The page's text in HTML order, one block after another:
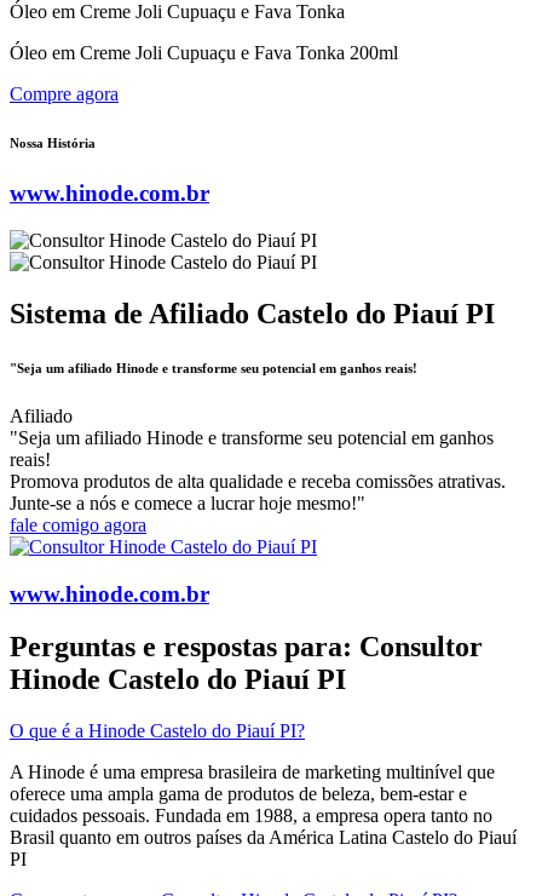
Óleo em Creme Joli Cupuaçu e Fava Tonka
Óleo em Creme Joli Cupuaçu e Fava Tonka 200ml
Compre agora
Nossa História
www.hinode.com.br
Sistema de Afiliado Castelo do Piauí PI
"Seja um afiliado Hinode e transforme seu potencial em ganhos reais!
Afiliado
"Seja um afiliado Hinode e transforme seu potencial em ganhos
reais!
Promova produtos de alta qualidade e receba comissões atrativas.
Junte-se a nós e comece a lucrar hoje mesmo!"
fale comigo agora
www.hinode.com.br
Perguntas e respostas para: Consultor
Hinode Castelo do Piauí PI
O que é a Hinode Castelo do Piauí PI?
A Hinode é uma empresa brasileira de marketing multinível que
oferece uma ampla gama de produtos de beleza, bem-estar e
cuidados pessoais. Fundada em 1988, a empresa opera tanto no
Brasil quanto em outros países da América Latina​ Castelo do Piauí
PI